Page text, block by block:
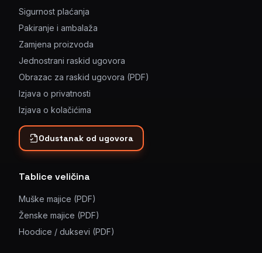
Sigurnost plaćanja
Pakiranje i ambalaža
Zamjena proizvoda
Jednostrani raskid ugovora
Obrazac za raskid ugovora (PDF)
Izjava o privatnosti
Izjava o kolačićima
Odustanak od ugovora
Tablice veličina
Muške majice (PDF)
Ženske majice (PDF)
Hoodice / duksevi (PDF)